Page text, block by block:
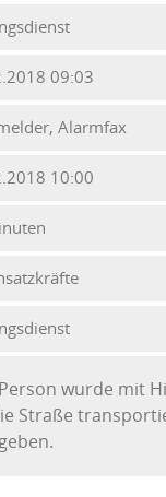
09:03
Alarmfax
10:00
wurde mit
Straße